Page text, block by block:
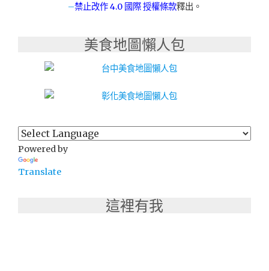
–禁止改作4.0 國際 授權條款釋出。
美食地圖懶人包
Powered by
Translate
這裡有我